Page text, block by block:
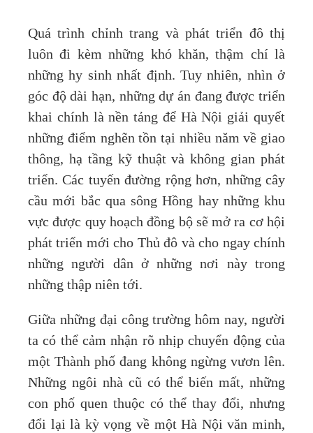
Quá trình chỉnh trang và phát triển đô thị
luôn đi kèm những khó khăn, thậm chí là
những hy sinh nhất định. Tuy nhiên, nhìn ở
góc độ dài hạn, những dự án đang được triển
khai chính là nền tảng để Hà Nội giải quyết
những điểm nghẽn tồn tại nhiều năm về giao
thông, hạ tầng kỹ thuật và không gian phát
triển. Các tuyến đường rộng hơn, những cây
cầu mới bắc qua sông Hồng hay những khu
vực được quy hoạch đồng bộ sẽ mở ra cơ hội
phát triển mới cho Thủ đô và cho ngay chính
những người dân ở những nơi này trong
những thập niên tới.
Giữa những đại công trường hôm nay, người
ta có thể cảm nhận rõ nhịp chuyển động của
một Thành phố đang không ngừng vươn lên.
Những ngôi nhà cũ có thể biến mất, những
con phố quen thuộc có thể thay đổi, nhưng
đổi lại là kỳ vọng về một Hà Nội văn minh,